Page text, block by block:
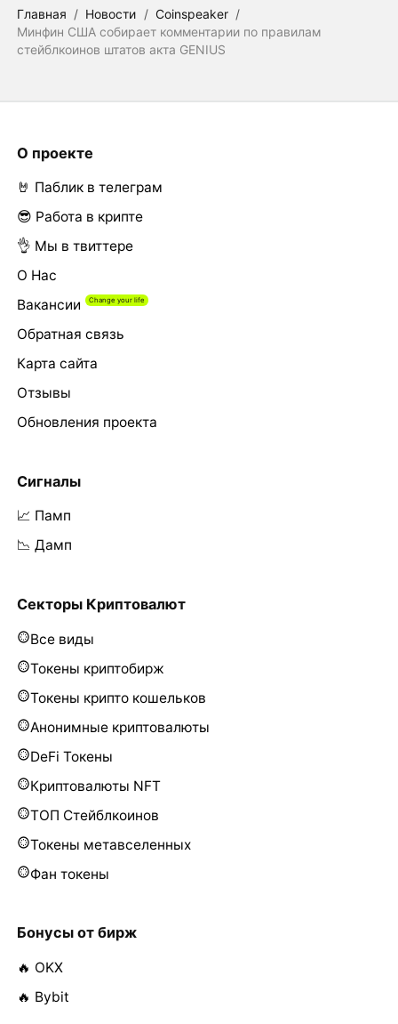
Главная / Новости / Coinspeaker /
Минфин США собирает комментарии по правилам
стейблкоинов штатов акта GENIUS
О проекте
🤘 Паблик в телеграм
😎 Работа в крипте
👌 Мы в твиттере
О Нас
Вакансии
Обратная связь
Карта сайта
Отзывы
Обновления проекта
Сигналы
📈 Памп
📉 Дамп
Секторы Криптовалют
Все виды
Токены криптобирж
Токены крипто кошельков
Анонимные криптовалюты
DeFi Токены
Криптовалюты NFT
ТОП Стейблкоинов
Токены метавселенных
Фан токены
Бонусы от бирж
🔥 OKX
🔥 Bybit